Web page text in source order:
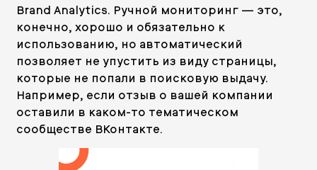
Brand Analytics. Ручной мониторинг — это,
конечно, хорошо и обязательно к
использованию, но автоматический
позволяет не упустить из виду страницы,
которые не попали в поисковую выдачу.
Например, если отзыв о вашей компании
оставили в каком-то тематическом
сообществе ВКонтакте.